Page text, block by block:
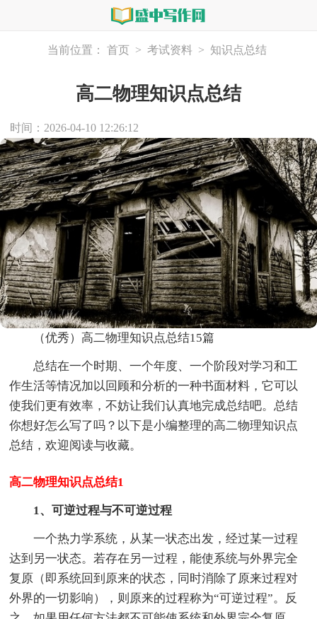
当前位置： 首页 > 考试资料 > 知识点总结
高二物理知识点总结
时间：2026-04-10 12:26:12
（优秀）高二物理知识点总结15篇
总结在一个时期、一个年度、一个阶段对学习和工
作生活等情况加以回顾和分析的一种书面材料，它可以
使我们更有效率，不妨让我们认真地完成总结吧。总结
你想好怎么写了吗？以下是小编整理的高二物理知识点
总结，欢迎阅读与收藏。
高二物理知识点总结1
1、可逆过程与不可逆过程
一个热力学系统，从某一状态出发，经过某一过程
达到另一状态。若存在另一过程，能使系统与外界完全
复原（即系统回到原来的状态，同时消除了原来过程对
外界的一切影响），则原来的过程称为“可逆过程”。反